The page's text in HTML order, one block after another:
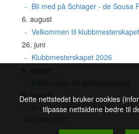
Bli med på Schiager - de Sousa
6. august
Velkommen til
26. juni
Klubbmesterskapet 2026
6. august
Vi i Damekomiteen gleder oss til
Dette nettstedet bruker cookies
tilpasse nettsidene bedre til